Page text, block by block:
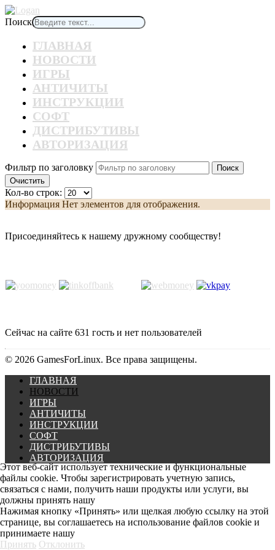
Поиск
ГЛАВНАЯ
НОВОСТИ
ИГРЫ
АНТИЧИТЫ
ИНСТРУКЦИИ
СОФТ
ДИСТРИБУТИВЫ
АВТОРИЗАЦИЯ
Фильтр по заголовку
Поиск
Очистить
Кол-во строк:
Информация Нет элементов для отображения.
Присоединяйтесь к нашему дружному сообществу!
Сейчас на сайте 631 гость и нет пользователей
© 2026 GamesForLinux. Все права защищены.
ГЛАВНАЯ
НОВОСТИ
ИГРЫ
АНТИЧИТЫ
ИНСТРУКЦИИ
СОФТ
ДИСТРИБУТИВЫ
АВТОРИЗАЦИЯ
Этот веб-сайт использует технические и функциональные
файлы cookie. Чтобы зарегистрировать учетную запись,
связаться с нами, получить наши продукты или услуги, вы
должны принять нашу
Нажимая кнопку «Принять» или щелкая любую ссылку на этой
странице, вы соглашаетесь на использование файлов cookie и
принимаете нашу
Принять Отклонить